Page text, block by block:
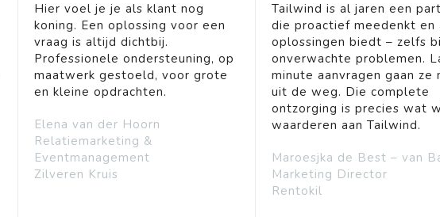
Hier voel je je als klant nog
koning. Een oplossing voor een
vraag is altijd dichtbij.
Professionele ondersteuning, op
maatwerk gestoeld, voor grote
en kleine opdrachten.
Elena van der Hoorn
Relatiemarketing &
Eventmanagement
Zilveren Kruis
Tailwind is al jaren een
die proactief meedenkt en
oplossingen biedt – zelfs
onverwachte problemen.
minute aanvragen gaan ze
uit de weg. Die complete
ontzorging is precies wat
waarderen aan Tailwind.
Maroesjka de Best – van
Marketing Director
Rentokil